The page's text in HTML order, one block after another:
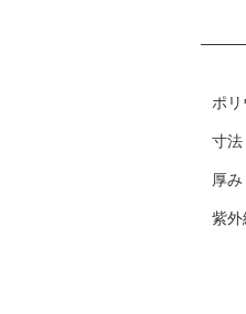
ポ
寸法
厚
紫外